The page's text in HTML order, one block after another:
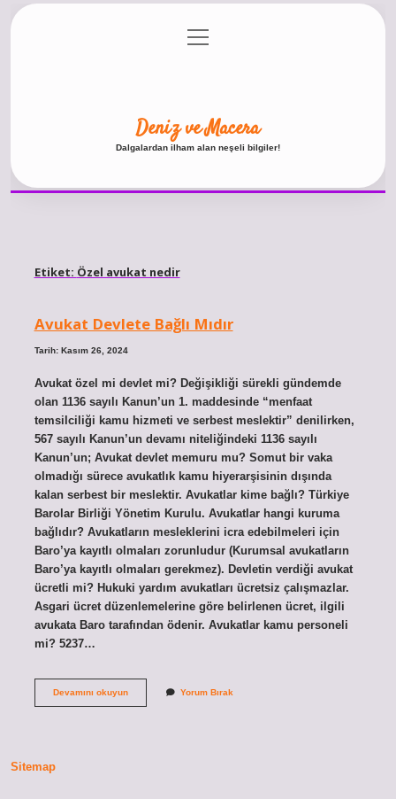
Gizlilik Politikası
menüyü
aç
Deniz ve Macera
Dalgalardan ilham alan neşeli bilgiler!
Etiket: Özel avukat nedir
Avukat Devlete Bağlı Mıdır
Tarih: Kasım 26, 2024
Avukat özel mi devlet mi? Değişikliği sürekli gündemde
olan 1136 sayılı Kanun’un 1. maddesinde “menfaat
temsilciliği kamu hizmeti ve serbest meslektir” denilirken,
567 sayılı Kanun’un devamı niteliğindeki 1136 sayılı
Kanun’un; Avukat devlet memuru mu? Somut bir vaka
olmadığı sürece avukatlık kamu hiyerarşisinin dışında
kalan serbest bir meslektir. Avukatlar kime bağlı? Türkiye
Barolar Birliği Yönetim Kurulu. Avukatlar hangi kuruma
bağlıdır? Avukatların mesleklerini icra edebilmeleri için
Baro’ya kayıtlı olmaları zorunludur (Kurumsal avukatların
Baro’ya kayıtlı olmaları gerekmez). Devletin verdiği avukat
ücretli mi? Hukuki yardım avukatları ücretsiz çalışmazlar.
Asgari ücret düzenlemelerine göre belirlenen ücret, ilgili
avukata Baro tarafından ödenir. Avukatlar kamu personeli
mi? 5237…
Devamını okuyunAvukat
Yorum Bırak
Sitemap